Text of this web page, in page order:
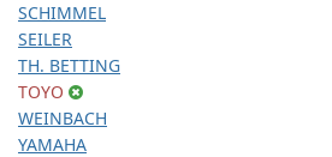
SCHIMMEL
SEILER
TH. BETTING
TOYO
WEINBACH
YAMAHA